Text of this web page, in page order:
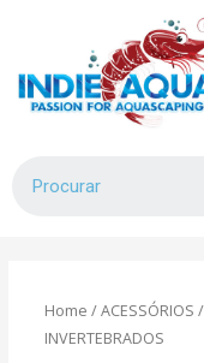
Home /ACESSÓRIOS
INVERTEBRADOS